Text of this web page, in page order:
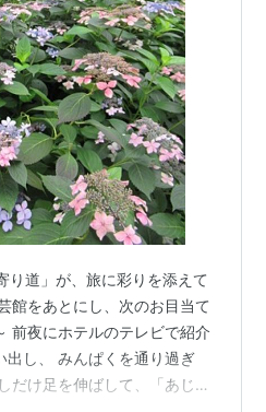
り道」が、旅に彩りを添えて
館をあとにし、次のお目当て
前夜にホテルのテレビで紹介
出し、 みんぱくを通り過ぎ
だけ足を伸ばして、「あじさ